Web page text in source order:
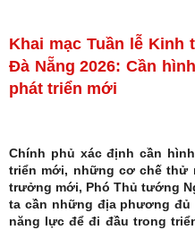
Khai mạc Tuần lễ Kinh
Đà Nẵng 2026: Cần
phát triển mới
Chính phủ xác định cần
triển mới, những cơ chế thử
trưởng mới, Phó Thủ tướng
ta cần những địa phương đủ
năng lực để đi đầu trong